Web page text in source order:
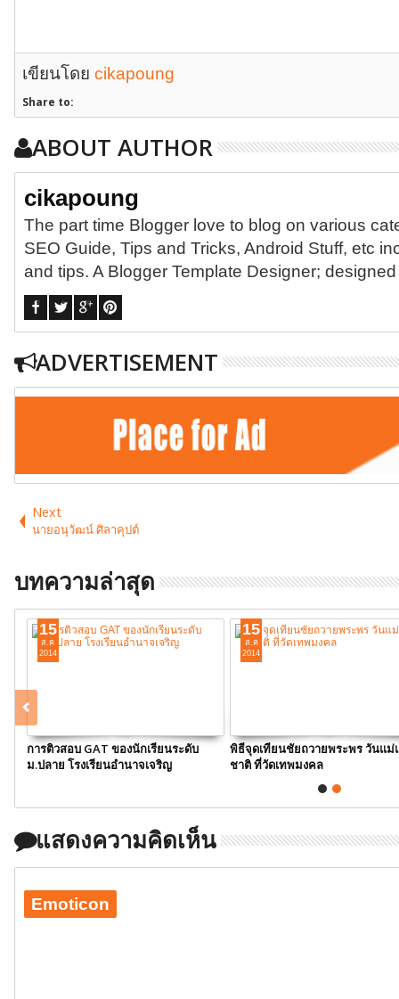
เขียนโดย cikapoung
Share to:
ABOUT AUTHOR
cikapoung
The part time Blogger love to blog on various
SEO Guide, Tips and Tricks, Android Stuff, etc
and tips. A Blogger Template Designer;
ADVERTISEMENT
Next
นายอนุวัฒน์ ศิลาคุปต์
บทความล่าสุด
การติวสอบ GAT ของนักเรียนระดับ
ม.ปลาย โรงเรียนอำนาจเจริญ
15
ส.ค
2014
พิธีจุดเทียนชัยถวายพระพร วันแม่
ชาติ ที่วัดเทพมงคล
15
ส.ค
2014
แสดงความคิดเห็น
Emoticon